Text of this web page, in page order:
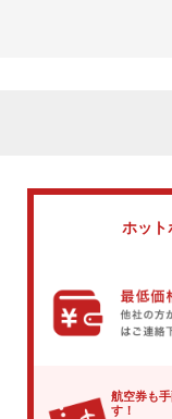
ホット
航空券も
す！